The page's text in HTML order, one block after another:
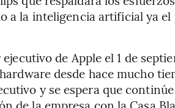
a la inteligencia artificial ya
de Apple el 1 de
desde hace mucho
y se espera que continúe